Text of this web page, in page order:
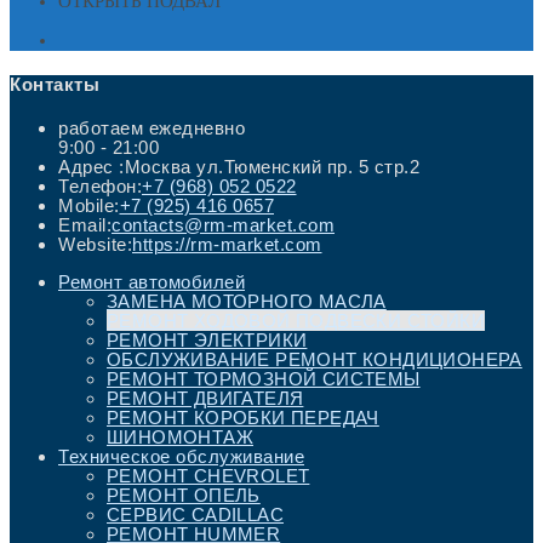
Контакты
работаем ежедневно
9:00 - 21:00
Адрес :Москва ул.Тюменский пр. 5 стр.2
Телефон:+7 (968) 052 0522Откроется
вашем
приложении
Mobile:+7 (925) 416 0657Откроется
в
вашем
приложении
Email:contacts@rm-market.com
Website:https://rm-market.com
Ремонт автомобилей
ЗАМЕНА МОТОРНОГО МАСЛА
РЕМОНТ ХОДОВОЙ ПОДВЕСКИ СТОЙКИ
РЕМОНТ ЭЛЕКТРИКИ
ОБСЛУЖИВАНИЕ РЕМОНТ КОНДИЦИОНЕРА
РЕМОНТ ТОРМОЗНОЙ СИСТЕМЫ
РЕМОНТ ДВИГАТЕЛЯ
РЕМОНТ КОРОБКИ ПЕРЕДАЧ
ШИНОМОНТАЖ
Техническое обслуживание
РЕМОНТ CHEVROLET
РЕМОНТ ОПЕЛЬ
СЕРВИС CADILLAC
РЕМОНТ HUMMER